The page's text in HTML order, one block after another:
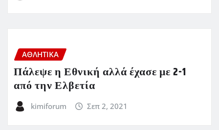
ΑΘΛΗΤΙΚΑ
Πάλεψε η Εθνική αλλά έχασε με 2-1
από την Ελβετία
kimiforum Σεπ 2, 2021